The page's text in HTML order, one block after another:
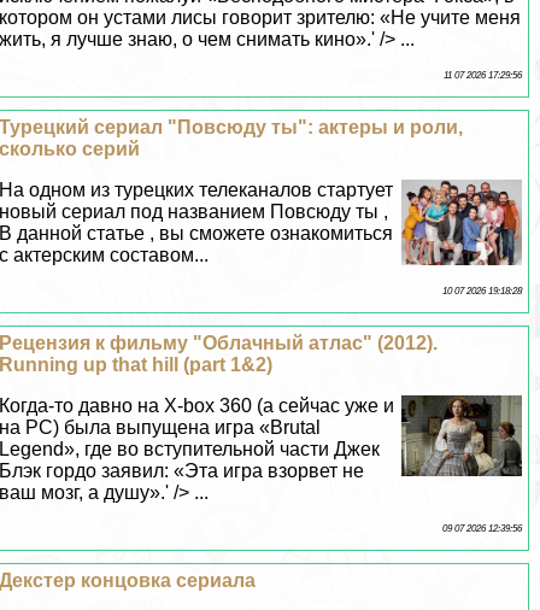
котором он устами лисы говорит зрителю: «Не учите меня
жить, я лучше знаю, о чем снимать кино».' /> ...
11 07 2026 17:29:56
Турецкий сериал "Повсюду ты": актеры и роли,
сколько серий
На одном из турецких телеканалов стартует
новый сериал под названием Повсюду ты ,
В данной статье , вы сможете ознакомиться
с актерским составом...
10 07 2026 19:18:28
Рецензия к фильму "Облачный атлас" (2012).
Running up that hill (part 1&2)
Когда-то давно на X-box 360 (а сейчас уже и
на PC) была выпущена игра «Brutal
Legend», где во вступительной части Джек
Блэк гордо заявил: «Эта игра взорвет не
ваш мозг, а душу».' /> ...
09 07 2026 12:39:56
Декстер концовка сериала